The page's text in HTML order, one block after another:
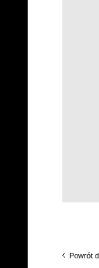
Powrót